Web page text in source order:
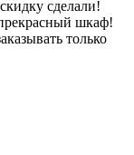
сделали!
шкаф!
только